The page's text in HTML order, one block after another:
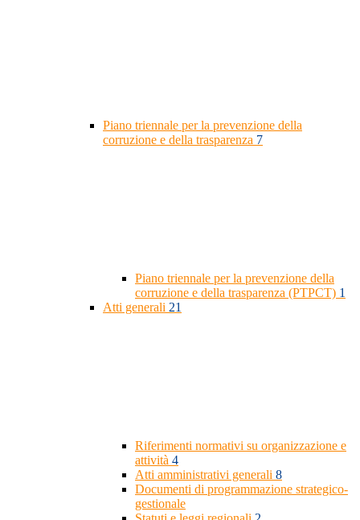
Piano triennale per la prevenzione della
corruzione e della trasparenza 7
Piano triennale per la prevenzione della
corruzione e della trasparenza (PTPCT) 1
Atti generali 21
Riferimenti normativi su organizzazione e
attività 4
Atti amministrativi generali 8
Documenti di programmazione strategico-
gestionale